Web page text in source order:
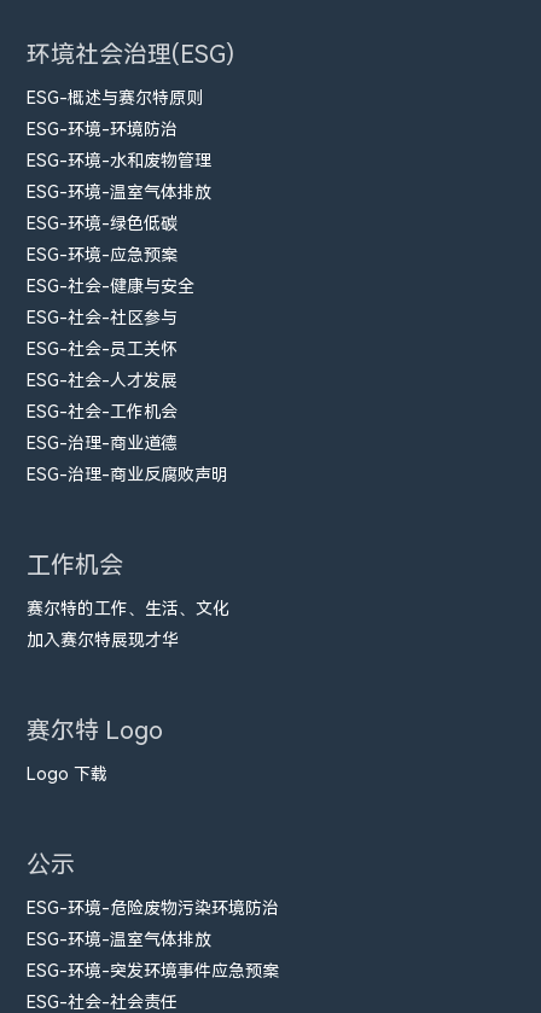
环境社会治理(ESG)
ESG-概述与赛尔特原则
ESG-环境-环境防治
ESG-环境-水和废物管理
ESG-环境-温室气体排放
ESG-环境-绿色低碳
ESG-环境-应急预案
ESG-社会-健康与安全
ESG-社会-社区参与
ESG-社会-员工关怀
ESG-社会-人才发展
ESG-社会-工作机会
ESG-治理-商业道德
ESG-治理-商业反腐败声明
工作机会
赛尔特的工作、生活、文化
加入赛尔特展现才华
赛尔特 Logo
Logo 下载
公示
ESG-环境-危险废物污染环境防治
ESG-环境-温室气体排放
ESG-环境-突发环境事件应急预案
ESG-社会-社会责任